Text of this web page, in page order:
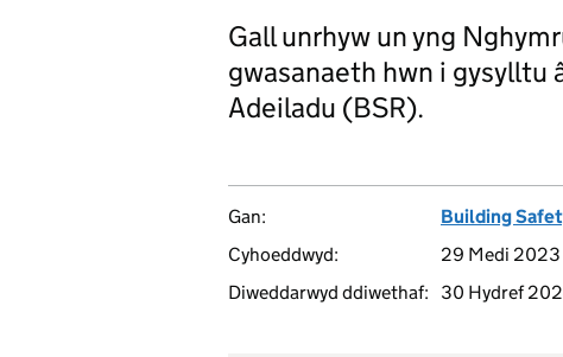
Gall unrhyw un yng
gwasanaeth hwn i gysylltu
Adeiladu (BSR).
Gan:
Building
Cyhoeddwyd:
29 Medi 2023
Diweddarwyd ddiwethaf:
30 Hydref